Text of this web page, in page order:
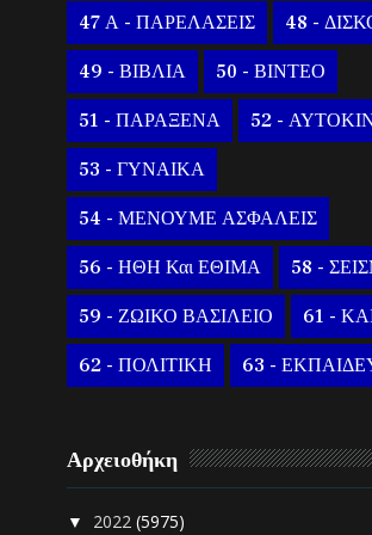
47 Α - ΠΑΡΕΛΑΣΕΙΣ 48 -
49 - ΒΙΒΛΙΑ 50 - ΒΙΝΤΕΟ
51 - ΠΑΡΑΞΕΝΑ 52 -
53 - ΓΥΝΑΙΚΑ
54 - ΜΕΝΟΥΜΕ ΑΣΦΑΛΕΙΣ
56 - ΗΘΗ Και ΕΘΙΜΑ 58 -
59 - ΖΩΙΚΟ ΒΑΣΙΛΕΙΟ 61 -
62 - ΠΟΛΙΤΙΚΗ 63 -
Αρχειοθήκη
▼ 2022(5975)